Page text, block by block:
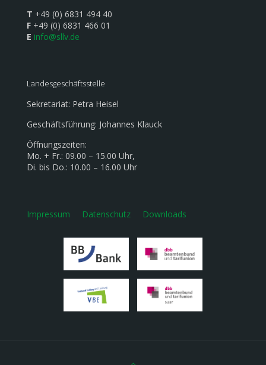
T +49 (0) 6831 494 40
F +49 (0) 6831 466 01
E info@sllv.de
Landesgeschäftsstelle
Sekretariat: Petra Heisel
Geschäftsführung: Johannes Klauck
Öffnungszeiten:
Mo. + Fr.: 09.00 – 15.00 Uhr,
Di. bis Do.: 10.00 – 16.00 Uhr
Impressum Datenschutz Downloads